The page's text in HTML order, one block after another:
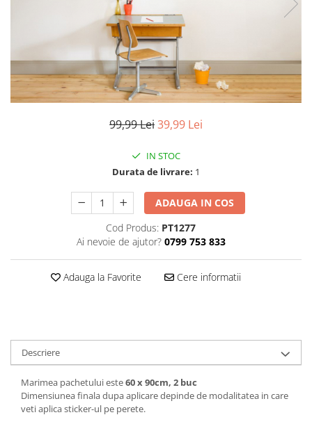
Stickere Walplus ™
Citate
Copii
Fashion
Spații comerciale
Sport
Stickere Auto
Alte desene
Amuzante
Animale
Peisaje
Plante
Retro
99,99 Lei39,99 Lei
IN STOC
Durata de livrare: 1
ADAUGA IN COS
Cod Produs: PT1277
Ai nevoie de ajutor? 0799 753 833
Adauga la Favorite Cere informatii
Descriere
Marimea pachetului este60 x 90cm, 2 buc
Dimensiunea finala dupa aplicare depinde de modalitatea in care
veti aplica sticker-ul pe perete.